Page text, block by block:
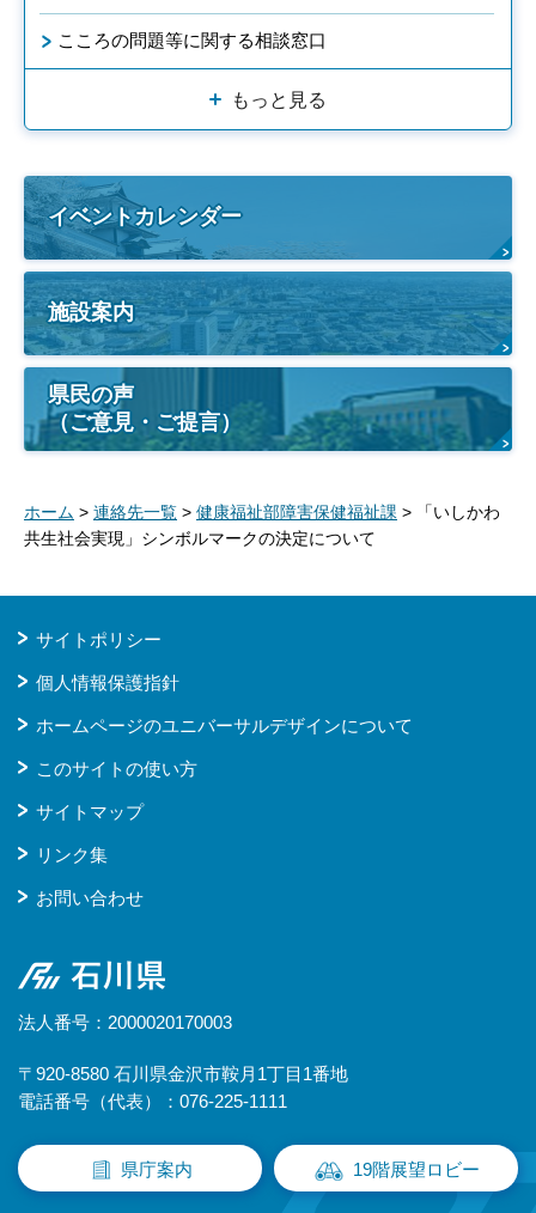
こころの問題等に関する相談窓口
もっと見る
イベントカレンダー
施設案内
県民の声
（ご意見・ご提言）
ホーム > 連絡先一覧 > 健康福祉部障害保健福祉課 > 「いしかわ
共生社会実現」シンボルマークの決定について
サイトポリシー
個人情報保護指針
ホームページのユニバーサルデザインについて
このサイトの使い方
サイトマップ
リンク集
お問い合わせ
石川県
法人番号：2000020170003
〒920-8580 石川県金沢市鞍月1丁目1番地
電話番号（代表）：076-225-1111
県庁案内 19階展望ロビー